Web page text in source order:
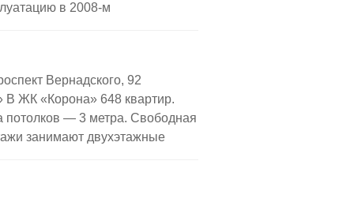
в 2008-м
Квартиры и пентхаусы в ЖК
они оборудованы
лоджиями. В жилом
Вернадского, 92
В ЖК «Корона» 648 квартир.
— 3 метра. Свободная
занимают двухэтажные
крышами. Объекты
имеет огороженную